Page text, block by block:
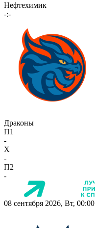
Нефтехимик
-:-
Драконы
П1
-
X
-
П2
-
08 сентября 2026, Вт, 00:00